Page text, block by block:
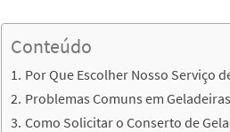
Conteúdo
Por Que Escolher Nosso Serviço
Problemas Comuns em Geladeiras
Como Solicitar o Conserto de